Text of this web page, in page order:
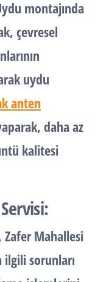
montajında
çevresel
uydu
anten
daha az
kalitesi
Zafer Mahallesi
ilgili sorunları